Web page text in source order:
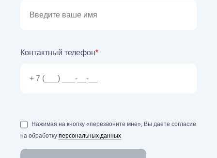
Контактный телефон*
Нажимая на кнопку «перезвоните мне», Вы даете согласие
на обработку персональных данных